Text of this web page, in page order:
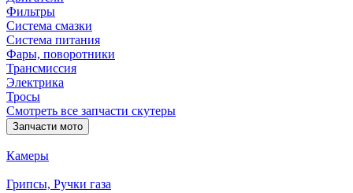
Фильтры
Система смазки
Система питания
Фары, поворотники
Трансмиссия
Электрика
Тросы
Смотреть все запчасти скутеры
Запчасти мото
Камеры
Грипсы, Ручки газа